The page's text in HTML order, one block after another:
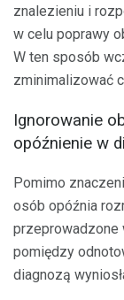
znalezieniu i
w celu poprawy
W ten sposób
zminimalizować
Ignorowanie
opóźnienie w
Pomimo
osób opóźnia
przeprowadzone
pomiędzy
diagnozą